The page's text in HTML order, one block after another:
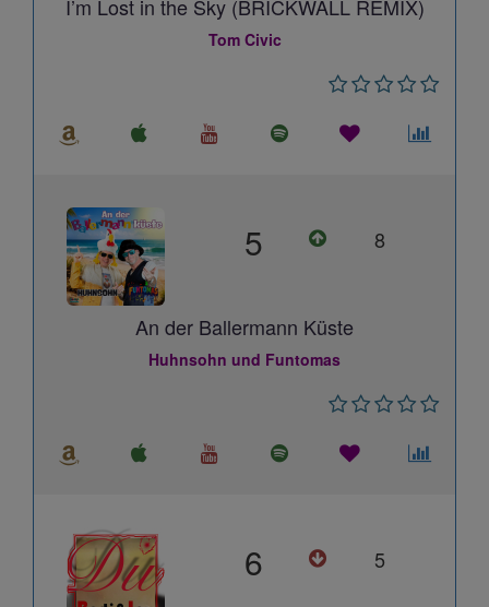
I’m Lost in the Sky (BRICKWALL REMIX)
Tom Civic
5 8
An der Ballermann Küste
Huhnsohn und Funtomas
6 5